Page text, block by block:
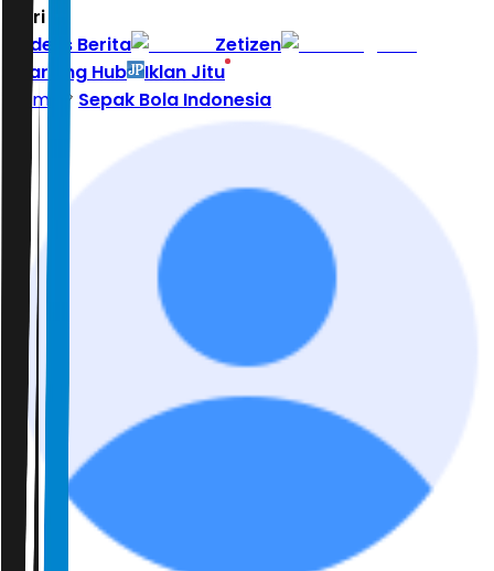
Hari ini
Indeks Berita
Zetizen
Learning Hub
Iklan Jitu
Home
Sepak Bola Indonesia